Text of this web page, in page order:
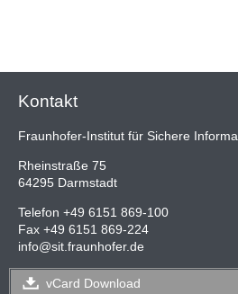
Kontakt
Fraunhofer-Institut für Sichere
Rheinstraße 75
64295 Darmstadt
Telefon +49 6151 869-100
Fax +49 6151 869-224
info@sit.fraunhofer.de
vCard Download